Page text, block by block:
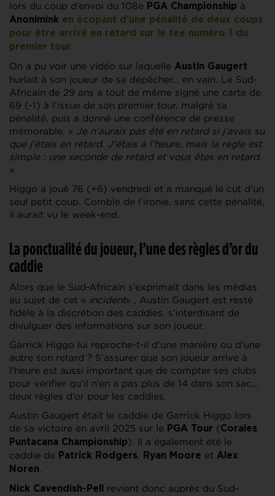
lors du coup d’envoi du 108e PGA Championship à
Anonimink en écopant d’une pénalité de deux coups
pour être arrivé en retard sur le tee numéro 1 du
premier tour.
On a pu voir une vidéo sur laquelle Austin Gaugert
hurlait à son joueur de se dépêcher… en vain. Le Sud-
Africain de 29 ans a tout de même signé une carte de
69 (-1) à l’issue de son premier tour, malgré sa
pénalité, puis a donné une conférence de presse
mémorable. « Je n’aurais pas été en retard si j’avais su
que j’étais en retard. J’étais à l’heure, mais la règle est
simple : une seconde de retard et vous êtes en retard.
»
Higgo a joué 76 (+6) vendredi et a manqué le cut d’un
seul petit coup. Comble de l’ironie, sans cette pénalité,
il aurait vu le week-end.
La ponctualité du joueur, l’une des règles d’or du
caddie
Alors que le Sud-Africain s’exprimait dans les médias
au sujet de cet « incident« , Austin Gaugert est resté
fidèle à la discrétion des caddies, s’interdisant de
divulguer des informations sur son joueur.
Garrick Higgo lui reproche-t-il d’une manière ou d’une
autre son retard ? S’assurer que son joueur arrive à
l’heure est aussi important que de compter ses clubs
pour vérifier qu’il n’en a pas plus de 14 dans son sac…
deux règles d’or pour les caddies.
Austin Gaugert était le caddie de Garrick Higgo lors
de sa victoire en avril 2025 sur le PGA Tour (Corales
Puntacana Championship). Il a également été le
caddie de Patrick Rodgers, Ryan Moore et Alex
Noren.
Nick Cavendish-Pell
revient donc auprès du Sud-